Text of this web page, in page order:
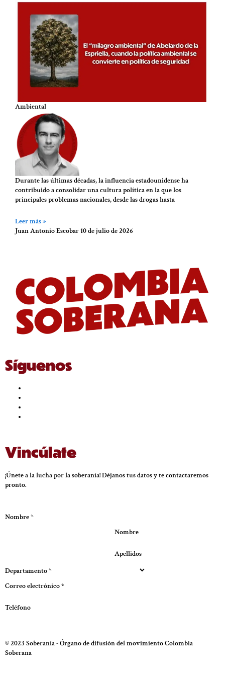
Ambiental
Durante las últimas décadas, la influencia estadounidense ha
contribuido a consolidar una cultura política en la que los
principales problemas nacionales, desde las drogas hasta
Leer más »
Juan Antonio Escobar 10 de julio de 2026
Síguenos
Vincúlate
¡Únete a la lucha por la soberanía! Déjanos tus datos y te contactaremos
pronto.
Nombre*
Nombre
Apellidos
Departamento*
Correo electrónico*
Teléfono
© 2023 Soberanía - Órgano de difusión del movimiento Colombia
Soberana